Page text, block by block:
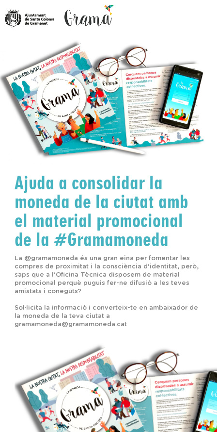
Ajuda a consolidar la
moneda de la ciutat amb
el material promocional
de la #Gramamoneda
La @gramamoneda és una gran eina per fomentar les
compres de proximitat i la consciència d'identitat, però,
saps que a l'Oficina Tècnica disposem de material
promocional perquè puguis fer-ne difusió a les teves
amistats i coneguts?
Sol·licita la informació i converteix-te en ambaixador de
la moneda de la teva ciutat a
gramamoneda@gramamoneda.cat